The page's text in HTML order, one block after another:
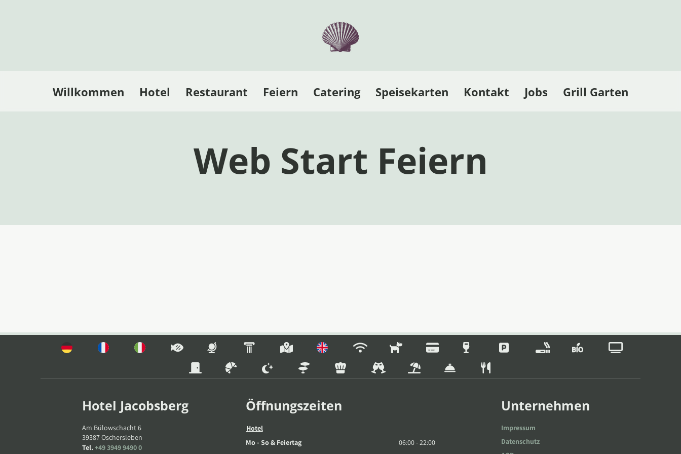
Willkommen Hotel Restaurant Feiern Catering Speisekarten Kontakt Jobs Grill Garten
Web Start Feiern
Hotel Jacobsberg
Am Bülowschacht 6
39387Oschersleben
Tel. +49 3949 9490 0
Öffnungszeiten
Hotel
Mo - So & Feiertag
06:00 - 22:00
Unternehmen
Impressum
Datenschutz